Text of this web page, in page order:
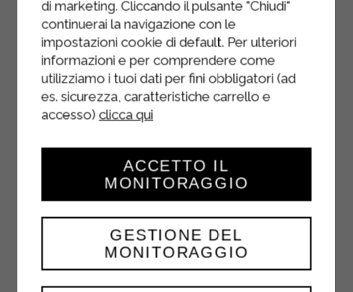
di marketing. Cliccando il pulsante "Chiudi"
continuerai la navigazione con le
impostazioni cookie di default. Per ulteriori
informazioni e per comprendere come
utilizziamo i tuoi dati per fini obbligatori (ad
es. sicurezza, caratteristiche carrello e
accesso) clicca qui
GESTIONE DEL
MONITORAGGIO
ACCETTO IL
MONITORAGGIO